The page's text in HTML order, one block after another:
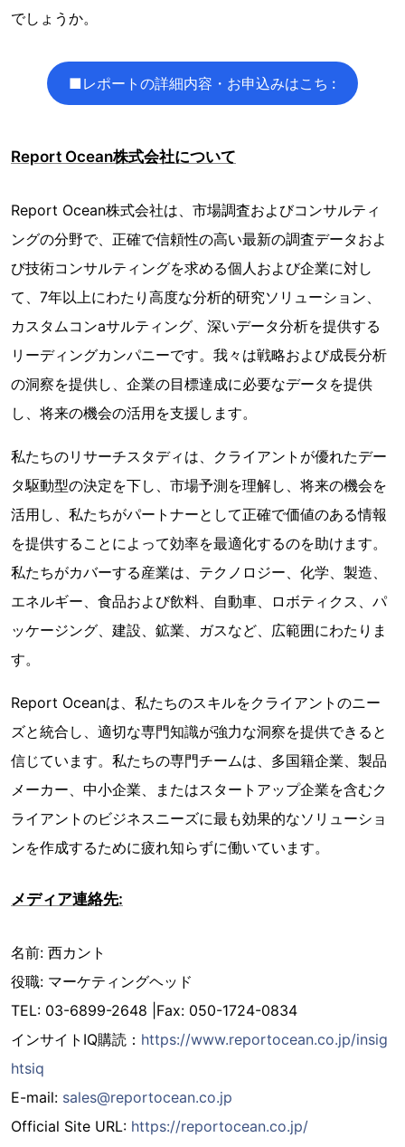
でしょうか。
■レポートの詳細内容・お申込みはこち :
Report Ocean株式会社について
Report Ocean株式会社は、市場調査およびコンサルティ
ングの分野で、正確で信頼性の高い最新の調査データおよ
び技術コンサルティングを求める個人および企業に対し
て、7年以上にわたり高度な分析的研究ソリューション、
カスタムコンaサルティング、深いデータ分析を提供する
リーディングカンパニーです。我々は戦略および成長分析
の洞察を提供し、企業の目標達成に必要なデータを提供
し、将来の機会の活用を支援します。
私たちのリサーチスタディは、クライアントが優れたデー
タ駆動型の決定を下し、市場予測を理解し、将来の機会を
活用し、私たちがパートナーとして正確で価値のある情報
を提供することによって効率を最適化するのを助けます。
私たちがカバーする産業は、テクノロジー、化学、製造、
エネルギー、食品および飲料、自動車、ロボティクス、パ
ッケージング、建設、鉱業、ガスなど、広範囲にわたりま
す。
Report Oceanは、私たちのスキルをクライアントのニー
ズと統合し、適切な専門知識が強力な洞察を提供できると
信じています。私たちの専門チームは、多国籍企業、製品
メーカー、中小企業、またはスタートアップ企業を含むク
ライアントのビジネスニーズに最も効果的なソリューショ
ンを作成するために疲れ知らずに働いています。
メディア連絡先:
名前: 西カント
役職: マーケティングヘッド
TEL: 03-6899-2648 |Fax: 050-1724-0834
インサイトIQ購読： https://www.reportocean.co.jp/insig
htsiq
E-mail: sales@reportocean.co.jp
Official Site URL: https://reportocean.co.jp/